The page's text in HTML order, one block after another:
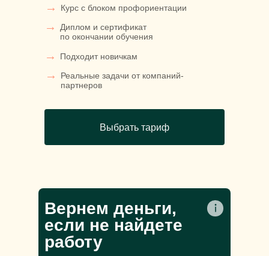
Выбрать тариф
→ Курс с блоком профориентации
→
Реальные задачи от компаний-
партнеров
→
→
Диплом и сертификат
по окончании обучения
Подходит новичкам
Вернем деньги,
если не найдете
работу